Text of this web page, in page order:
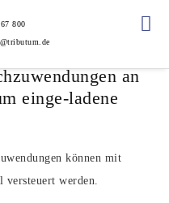
800
an
einge-ladene
können mit
versteuert werden.